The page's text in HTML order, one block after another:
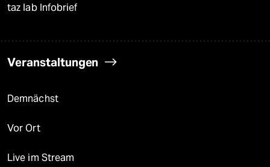
taz lab Infobrief
Veranstaltungen
Demnächst
Vor Ort
Live im Stream